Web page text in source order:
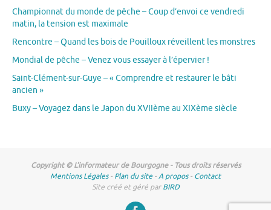
Championnat du monde de pêche – Coup d’envoi ce vendredi
matin, la tension est maximale
Rencontre – Quand les bois de Pouilloux réveillent les monstres
Mondial de pêche – Venez vous essayer à l’épervier !
Saint-Clément-sur-Guye – « Comprendre et restaurer le bâti
ancien »
Buxy – Voyagez dans le Japon du XVIIème au XIXème siècle
Copyright © L'informateur de Bourgogne - Tous droits réservés
Mentions Légales- Plan du site -A propos- Contact
Site créé et géré parBIRD